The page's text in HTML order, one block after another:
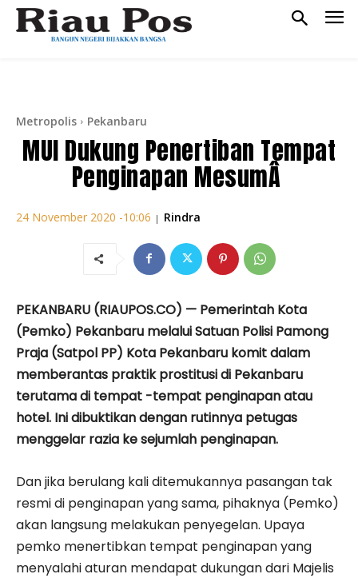
Metropolis Pekanbaru
MUI Dukung Penertiban Tempat
Penginapan MesumÂ
24 November 2020 -10:06 | Rindra
PEKANBARU (RIAUPOS.CO) — Pemerintah Kota
(Pemko) Pekanbaru melalui Satuan Polisi Pamong
Praja (Satpol PP) Kota Pekanbaru komit dalam
memberantas praktik prostitusi di Pekanbaru
terutama di tempat -tempat penginapan atau
hotel. Ini dibuktikan dengan rutinnya petugas
menggelar razia ke sejumlah penginapan.
Dan jika berulang kali ditemukannya pasangan tak
resmi di penginapan yang sama, pihaknya (Pemko)
akan langsung melakukan penyegelan. Upaya
pemko menertibkan tempat penginapan yang
menyalahi aturan mendapat dukungan dari Majelis